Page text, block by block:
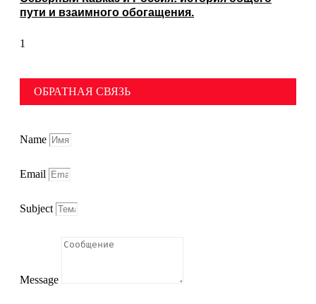
пути и взаимного обогащения.
ОБРАТНАЯ СВЯЗЬ
Name
Email
Subject
Message